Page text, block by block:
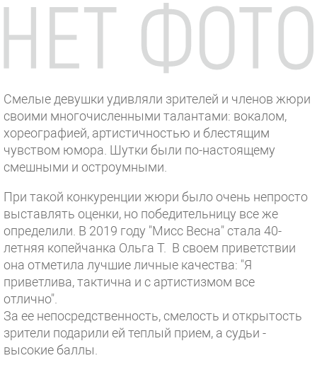
Смелые девушки удивляли зрителей и членов жюри
своими многочисленными талантами: вокалом,
хореографией, артистичностью и блестящим
чувством юмора. Шутки были по-настоящему
смешными и остроумными.
При такой конкуренции жюри было очень непросто
выставлять оценки, но победительницу все же
определили. В 2019 году "Мисс Весна" стала 40-
летняя копейчанка Ольга Т. В своем приветствии
она отметила лучшие личные качества: "Я
приветлива, тактична и с артистизмом все
отлично".
За ее непосредственность, смелость и открытость
зрители подарили ей теплый прием, а судьи -
высокие баллы.